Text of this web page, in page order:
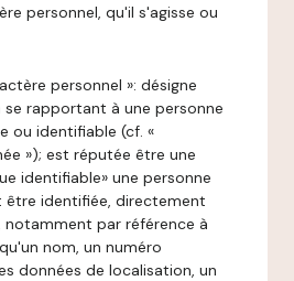
personnel, qu'il s'agisse ou
personnel »: désigne
rapportant à une personne
ou identifiable (cf. «
»); est réputée être une
identifiable» une personne
être identifiée, directement
par référence à
nom, un numéro
données de localisation, un